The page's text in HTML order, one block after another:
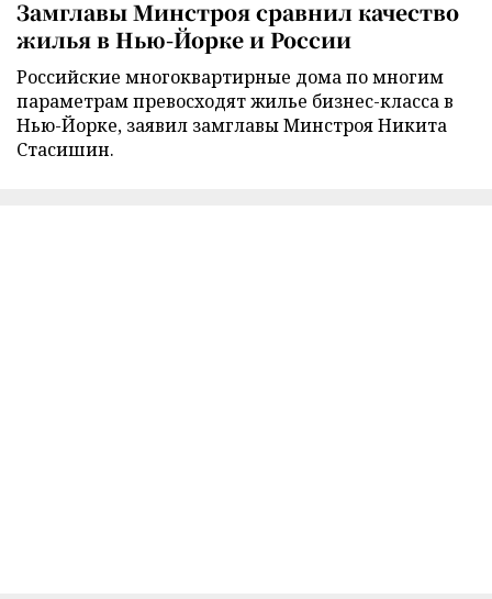
Замглавы Минстроя сравнил качество
жилья в Нью-Йорке и России
Российские многоквартирные дома по многим
параметрам превосходят жилье бизнес-класса в
Нью-Йорке, заявил замглавы Минстроя Никита
Стасишин.